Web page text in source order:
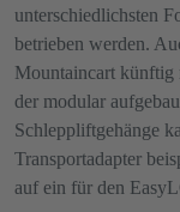
unterschiedlichsten
betrieben werden.
Mountaincart
der modular
Schleppliftgehänge
Transportadapter
auf ein für den